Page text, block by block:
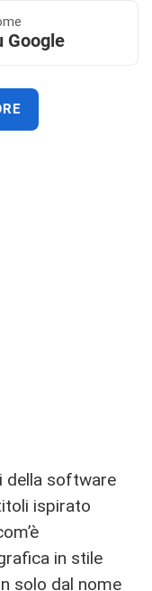
Google
della software
ispirato
in stile
solo dal nome